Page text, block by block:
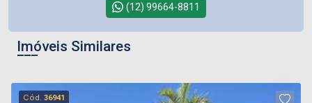
(12) 99664-8811
Imóveis Similares
Cód.36941